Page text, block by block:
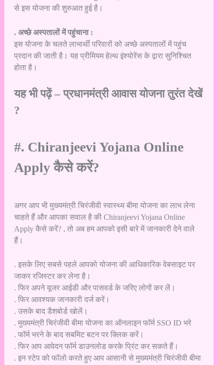
से इस योजना की शुरुआत हुई है।
. अच्छे अस्पतालों में पहुंचाना :
इस योजना के चलते लाभार्थी परिवारों को अच्छे अस्पतालों में पहुंच
प्रदान की जाती है। यह प्रीमियम हेल्थ इंश्योरेंस के द्वारा सुनिश्चित
होता है।
यह भी पढ़ें –प्रधानमंत्री आवास योजना तुरंत देखें
?
#. Chiranjeevi Yojana Online
Apply कैसे करें?
अगर आप भी मुख्यमंत्री चिरंजीवी स्वास्थ्य बीमा योजना का लाभ लेना
चाहते हैं और आपका सवाल है की Chiranjeevi Yojana Online
Apply कैसे करें? , तो अब हम आपको इसी बारे में जानकारी देने वाले
हैं।
. इसके लिए सबसे पहले आपको योजना की आधिकारिक वेबसाइट पर
जाकर रजिस्टर कर लेना है।
. फिर अपने यूजर आईडी और पासवर्ड के जरिए लोगों कर लें।
. फिर आवश्यक जानकारी दर्ज करें।
. उसके बाद डैशबोर्ड खोलें।
. मुख्यमंत्री चिरंजीवी बीमा योजना का ऑनलाइन फॉर्म SSO ID भरे
. फॉर्म भरने के बाद सबमिट बटन पर क्लिक करें।
. फिर आप आवेदन फॉर्म डाउनलोड करके प्रिंट कर सकते हैं।
. इन स्टेप को फॉलो करते हुए आप आसानी से मुख्यमंत्री चिरंजीवी बीमा